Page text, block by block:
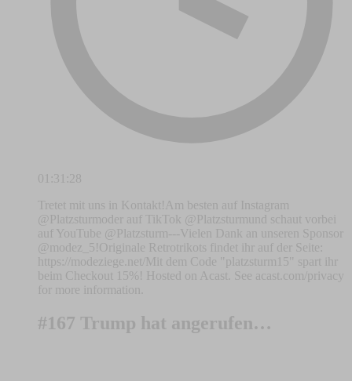
01:31:28
Tretet mit uns in Kontakt!Am besten auf Instagram
@Platzsturmoder auf TikTok @Platzsturmund schaut vorbei
auf YouTube @Platzsturm---Vielen Dank an unseren Sponsor
@modez_5!Originale Retrotrikots findet ihr auf der Seite:
https://modeziege.net/Mit dem Code "platzsturm15" spart ihr
beim Checkout 15%! Hosted on Acast. See acast.com/privacy
for more information.
#167 Trump hat angerufen…